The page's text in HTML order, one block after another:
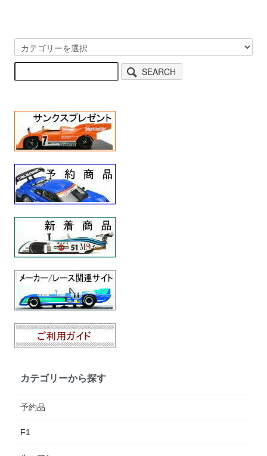
SEARCH
カテゴリーから探す
予約品
F1